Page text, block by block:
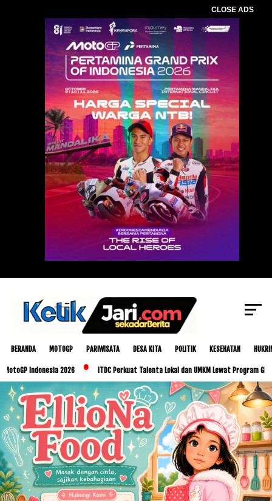
CLOSE ADS
BERANDA MOTOGP PARIWISATA DESA KITA POLITIK KESEHATAN
Indonesia 2026 ITDC Perkuat Talenta Lokal dan UMKM Lewat Program Glorious
Baca Juga : Bupati Pathul Pimpin
Penggalangan Dana Untuk Palestina